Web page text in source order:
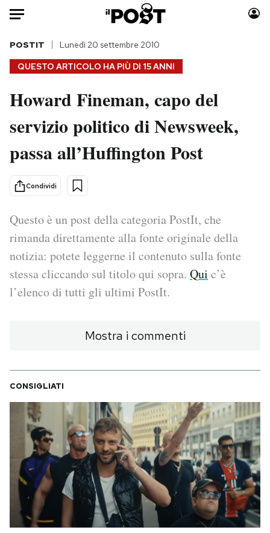
Auto
HOME
Italia
Politica
Tecnologia
Scienza
Economia
Sport
Moda
Consumismi
Storie/Idee
Altrecose
Mondiali calcio 2026
PODCAST
NEWSLETTER
I MIEI PREFERITI
SHOP
CALENDARIO
AREA PERSONALE
Area Personale
QUESTO ARTICOLO HA PIÙ DI 15 ANNI
POSTIT Lunedì 20 settembre 2010
Howard Fineman, capo del
servizio politico di Newsweek,
passa all’Huffington Post
Condividi
Questo è un post della categoria PostIt, che
rimanda direttamente alla fonte originale della
notizia: potete leggerne il contenuto sulla fonte
stessa cliccando sul titolo qui sopra. Qui c’è
l’elenco di tutti gli ultimi PostIt.
Mostra i commenti
CONSIGLIATI